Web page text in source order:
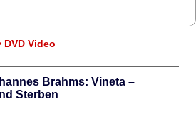
DVD Video
Brahms: Vineta –
Sterben